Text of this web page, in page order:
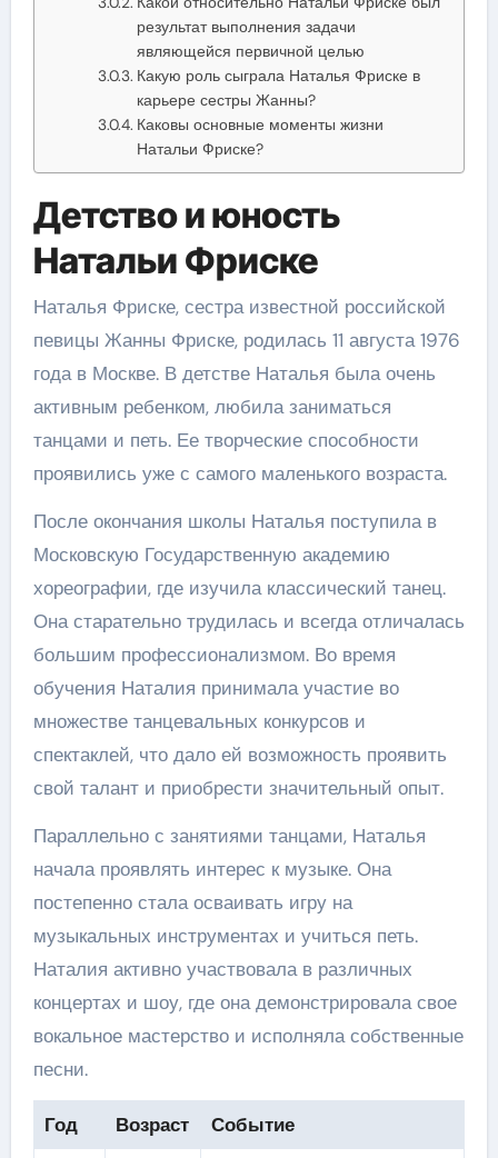
результат выполнения задачи
являющейся первичной целью
Какую роль сыграла Наталья Фриске в
карьере сестры Жанны?
Каковы основные моменты жизни
Натальи Фриске?
Детство и юность
Натальи Фриске
Наталья Фриске, сестра известной российской
певицы Жанны Фриске, родилась 11 августа 1976
года в Москве. В детстве Наталья была очень
активным ребенком, любила заниматься
танцами и петь. Ее творческие способности
проявились уже с самого маленького возраста.
После окончания школы Наталья поступила в
Московскую Государственную академию
хореографии, где изучила классический танец.
Она старательно трудилась и всегда отличалась
большим профессионализмом. Во время
обучения Наталия принимала участие во
множестве танцевальных конкурсов и
спектаклей, что дало ей возможность проявить
свой талант и приобрести значительный опыт.
Параллельно с занятиями танцами, Наталья
начала проявлять интерес к музыке. Она
постепенно стала осваивать игру на
музыкальных инструментах и учиться петь.
Наталия активно участвовала в различных
концертах и шоу, где она демонстрировала свое
вокальное мастерство и исполняла собственные
песни.
Год Возраст Событие